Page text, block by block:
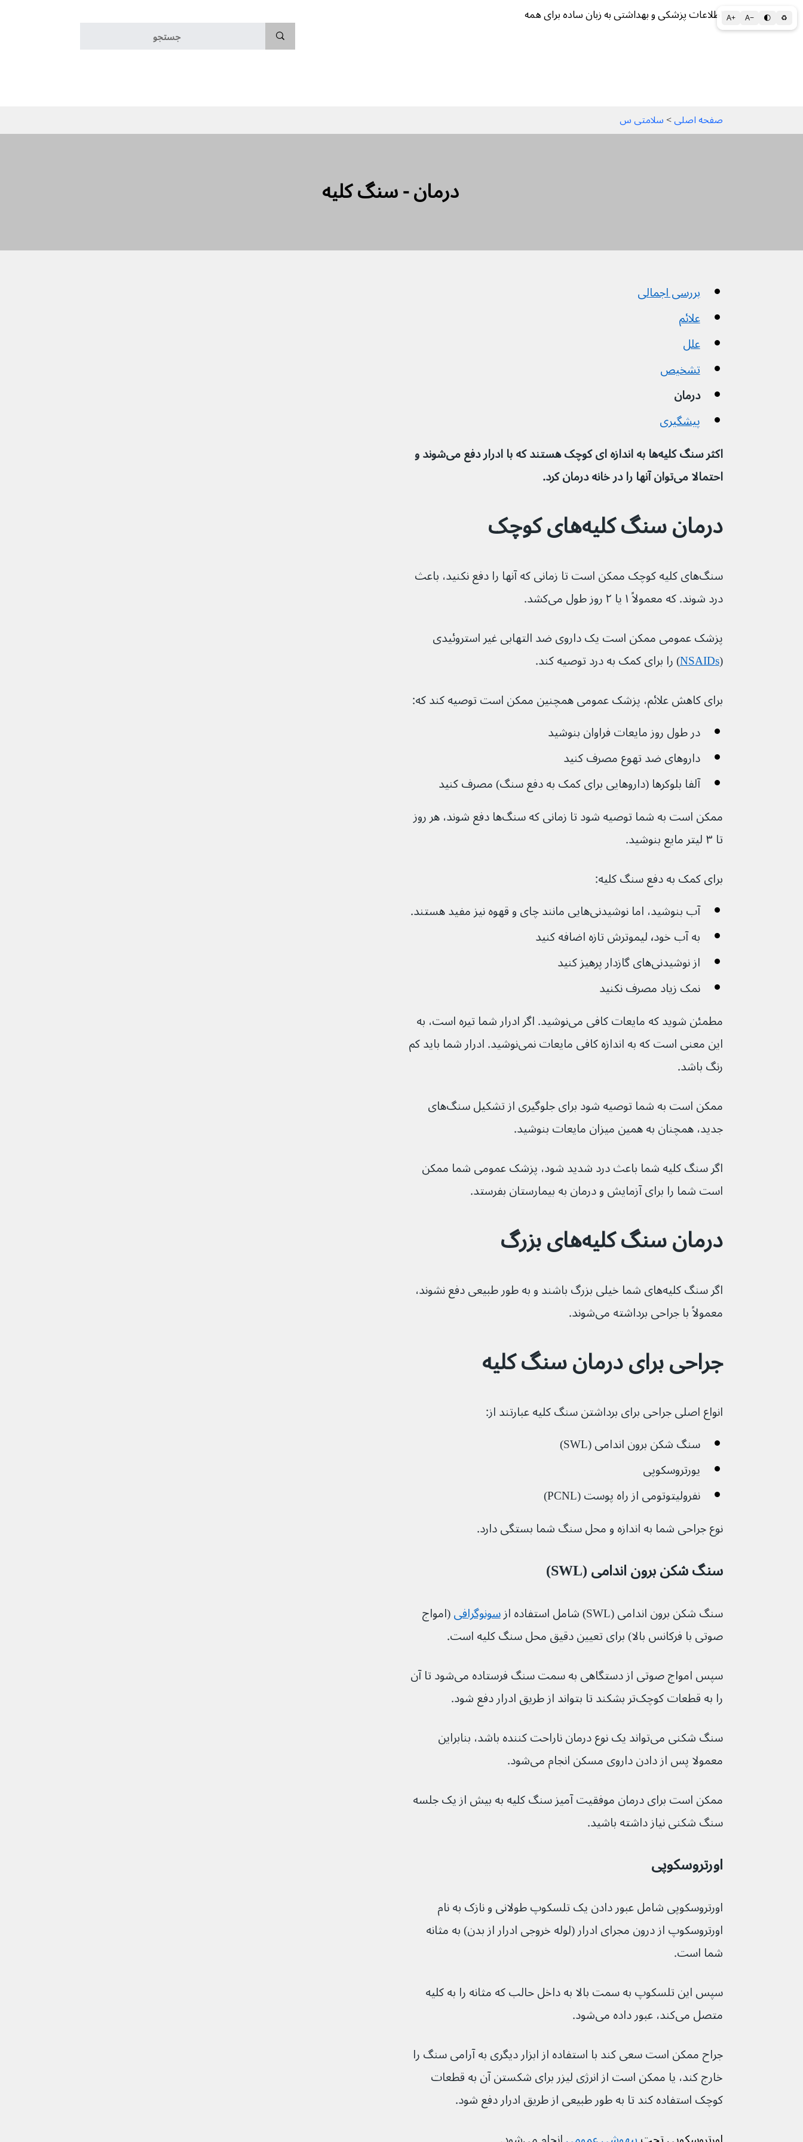
A+ A− 🌓 ♻ اطلاعات پزشکی و بهداشتی به زبان ساده برای همه
صفحه اصلی > سلامتی س
درمان - سنگ کلیه
بررسی اجمالی
علائم
علل
تشخیص
درمان
پیشگیری
اکثر سنگ کلیه‌ها به اندازه ای کوچک هستند که با ادرار دفع می‌شوند و
احتمالا می‌توان آنها را در خانه درمان کرد.
درمان سنگ کلیه‌های کوچک
سنگ‌های کلیه کوچک ممکن است تا زمانی که آنها را دفع نکنید، باعث
درد شوند. که معمولاً ۱ یا ۲ روز طول می‌کشد.
پزشک عمومی ممکن است یک داروی ضد التهابی غیر استروئیدی
(
NSAIDs) را برای کمک به درد توصیه کند.
برای کاهش علائم، پزشک عمومی همچنین ممکن است توصیه کند که:
در طول روز مایعات فراوان بنوشید
داروهای ضد تهوع مصرف کنید
آلفا بلوکرها (داروهایی برای کمک به دفع سنگ) مصرف کنید
ممکن است به شما توصیه شود تا زمانی که سنگ‌ها دفع شوند، هر روز
تا ۳ لیتر مایع بنوشید.
برای کمک به دفع سنگ کلیه:
آب بنوشید، اما نوشیدنی‌هایی مانند چای و قهوه نیز مفید هستند.
به آب خود٬ لیموترش تازه اضافه کنید
از نوشیدنی‌های گازدار پرهیز کنید
نمک زیاد مصرف نکنید
مطمئن شوید که مایعات کافی می‌نوشید. اگر ادرار شما تیره است، به
این معنی است که به اندازه کافی مایعات نمی‌نوشید. ادرار شما باید کم
رنگ باشد.
ممکن است به شما توصیه شود برای جلوگیری از تشکیل سنگ‌های
جدید، همچنان به همین میزان مایعات بنوشید.
اگر سنگ کلیه شما باعث درد شدید شود، پزشک عمومی شما ممکن
است شما را برای آزمایش و درمان به بیمارستان بفرستد.
درمان سنگ کلیه‌های بزرگ
اگر سنگ کلیه‌های شما خیلی بزرگ باشند و به طور طبیعی دفع نشوند،
معمولاً با جراحی برداشته می‌شوند.
جراحی برای درمان سنگ کلیه
انواع اصلی جراحی برای برداشتن سنگ کلیه عبارتند از:
سنگ شکن برون اندامی (SWL)
یورتروسکوپی
نفرولیتوتومی از راه پوست (PCNL)
نوع جراحی شما به اندازه و محل سنگ شما بستگی دارد.
سنگ شکن برون اندامی (SWL)
سنگ شکن برون اندامی (SWL) شامل استفاده از سونوگرافی (امواج
صوتی با فرکانس بالا) برای تعیین دقیق محل سنگ کلیه است.
سپس امواج صوتی از دستگاهی به سمت سنگ فرستاده می‌شود تا آن
را به قطعات کوچک‌تر بشکند تا بتواند از طریق ادرار دفع شود.
سنگ شکنی می‌تواند یک نوع درمان ناراحت کننده باشد، بنابراین
معمولا پس از دادن داروی مسکن انجام می‌شود.
ممکن است برای درمان موفقیت آمیز سنگ کلیه به بیش از یک جلسه
سنگ شکنی نیاز داشته باشید.
اورتروسکوپی
اورتروسکوپی شامل عبور دادن یک تلسکوپ طولانی و نازک به نام
اورتروسکوپ از درون مجرای ادرار (لوله خروجی ادرار از بدن) به مثانه
شما است.
سپس این تلسکوپ به سمت بالا به داخل حالب که مثانه را به کلیه
متصل می‌کند، عبور داده می‌شود.
جراح ممکن است سعی کند با استفاده از ابزار دیگری به آرامی سنگ را
خارج کند، یا ممکن است از انرژی لیزر برای شکستن آن به قطعات
کوچک استفاده کند تا به طور طبیعی از طریق ادرار دفع شود.